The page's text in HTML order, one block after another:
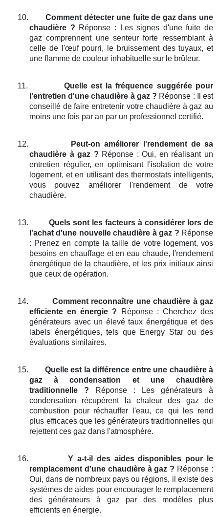
10.
Comment détecter une fuite de gaz dans une
chaudière ? Réponse : Les signes d'une fuite de
gaz comprennent une senteur forte ressemblant à
celle de l'œuf pourri, le bruissement des tuyaux, et
une flamme de couleur inhabituelle sur le brûleur.
11.
Quelle est la fréquence suggérée pour
l'entretien d'une chaudière à gaz ? Réponse : Il est
conseillé de faire entretenir votre chaudière à gaz au
moins une fois par an par un professionnel certifié.
12.
Peut-on améliorer l'rendement de sa
chaudière à gaz ? Réponse : Oui, en réalisant un
entretien régulier, en optimisant l'isolation de votre
logement, et en utilisant des thermostats intelligents,
vous pouvez améliorer l'rendement de votre
chaudière.
13.
Quels sont les facteurs à considérer lors de
l'achat d'une nouvelle chaudière à gaz ? Réponse
: Prenez en compte la taille de votre logement, vos
besoins en chauffage et en eau chaude, l'rendement
énergétique de la chaudière, et les prix initiaux ainsi
que ceux de opération.
14.
Comment reconnaître une chaudière à gaz
efficiente en énergie ? Réponse : Cherchez des
générateurs avec un élevé taux énergétique et des
labels énergétiques, tels que Energy Star ou des
évaluations similaires.
15.
Quelle est la différence entre une chaudière à
gaz à condensation et une chaudière
traditionnelle ? Réponse : Les générateurs à
condensation récupèrent la chaleur des gaz de
combustion pour réchauffer l'eau, ce qui les rend
plus efficaces que les générateurs traditionnelles qui
rejettent ces gaz dans l'atmosphère.
16.
Y a-t-il des aides disponibles pour le
remplacement d'une chaudière à gaz ? Réponse :
Oui, dans de nombreux pays ou régions, il existe des
systèmes de aides pour encourager le remplacement
des générateurs à gaz par des modèles plus
efficients en énergie.